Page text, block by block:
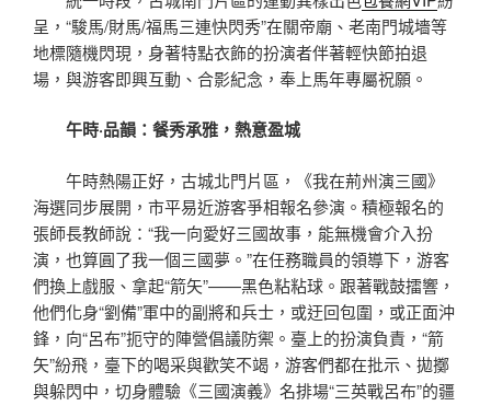
呈，“駿馬/財馬/福馬三連快閃秀”在關帝廟、老南門城墻等
地標隨機閃現，身著特點衣飾的扮演者伴著輕快節拍退
場，與游客即興互動、合影紀念，奉上馬年專屬祝願。
午時·品韻：餐秀承雅，熱意盈城
午時熱陽正好，古城北門片區，《我在荊州演三國》
海選同步展開，市平易近游客爭相報名參演。積極報名的
張師長教師說：“我一向愛好三國故事，能無機會介入扮
演，也算圓了我一個三國夢。”在任務職員的領導下，游客
們換上戲服、拿起“箭矢”——黑色粘粘球。跟著戰鼓擂響，
他們化身“劉備”軍中的副將和兵士，或迂回包圍，或正面沖
鋒，向“呂布”扼守的陣營倡議防禦。臺上的扮演負責，“箭
矢”紛飛，臺下的喝采與歡笑不竭，游客們都在批示、拋擲
與躲閃中，切身體驗《三國演義》名排場“三英戰呂布”的疆